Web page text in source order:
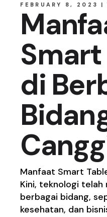
FEBRUARY 8, 2023
di
Manfaat Smart
Kini, teknologi telah
berbagai bidang,
kesehatan, dan